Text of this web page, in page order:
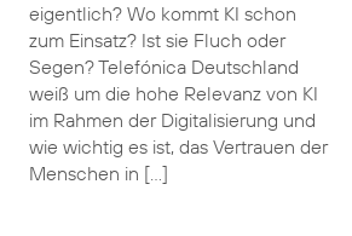
eigentlich? Wo kommt KI schon
zum Einsatz? Ist sie Fluch oder
Segen? Telefónica Deutschland
weiß um die hohe Relevanz von KI
im Rahmen der Digitalisierung und
wie wichtig es ist, das Vertrauen der
Menschen in […]